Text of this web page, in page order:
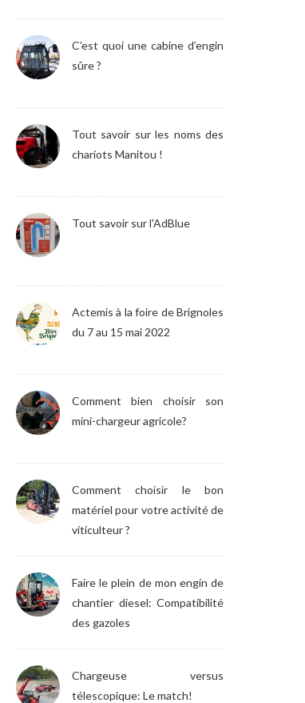
C’est quoi une cabine d’engin
sûre ?
Tout savoir sur les noms des
chariots Manitou !
Tout savoir sur l'AdBlue
Actemis à la foire de Brignoles
du 7 au 15 mai 2022
Comment bien choisir son
mini-chargeur agricole?
Comment choisir le bon
matériel pour votre activité de
viticulteur ?
Faire le plein de mon engin de
chantier diesel: Compatibilité
des gazoles
Chargeuse versus
télescopique: Le match!